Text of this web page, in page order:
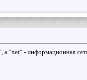
а "net" - информационная